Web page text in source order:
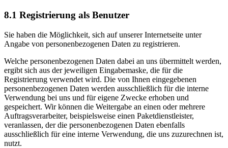
8.1 Registrierung als Benutzer
Sie haben die Möglichkeit, sich auf unserer Internetseite unter
Angabe von personenbezogenen Daten zu registrieren.
Welche personenbezogenen Daten dabei an uns übermittelt werden,
ergibt sich aus der jeweiligen Eingabemaske, die für die
Registrierung verwendet wird. Die von Ihnen eingegebenen
personenbezogenen Daten werden ausschließlich für die interne
Verwendung bei uns und für eigene Zwecke erhoben und
gespeichert. Wir können die Weitergabe an einen oder mehrere
Auftragsverarbeiter, beispielsweise einen Paketdienstleister,
veranlassen, der die personenbezogenen Daten ebenfalls
ausschließlich für eine interne Verwendung, die uns zuzurechnen ist,
nutzt.